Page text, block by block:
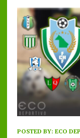
POSTED BY: ECO